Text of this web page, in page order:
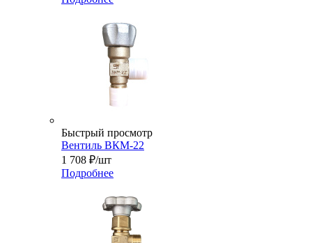
Быстрый просмотр
Вентиль ВКМ-22
1 708 ₽/шт
Подробнее